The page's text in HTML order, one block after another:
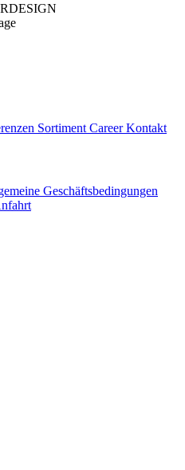
Sortiment CareerKontakt
Geschäftsbedingungen